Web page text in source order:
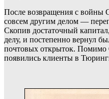
После возвращения с войны
совсем другим делом —
Скопив достаточный
делу, и постепенно вернул
почтовых открыток. Помимо
появились клиенты в